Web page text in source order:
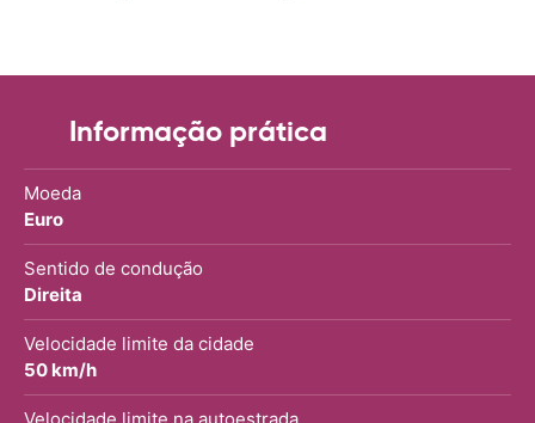
Informação prática
Moeda
Euro
Sentido de condução
Direita
Velocidade limite da cidade
50 km/h